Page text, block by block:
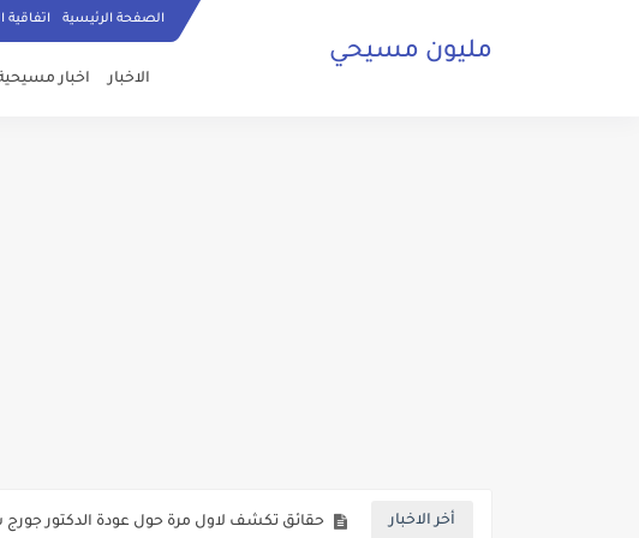
الصفحة الرئيسية اتفاقية
مليون مسيحي
الاخبار اخبار
أخر الاخبار صلاة مسيحية رائعة من اجل السلام الامان في